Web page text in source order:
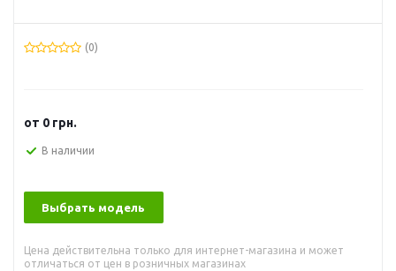
(0)
от 0 грн.
В наличии
Выбрать модель
Цена действительна только для интернет-магазина и может
отличаться от цен в розничных магазинах